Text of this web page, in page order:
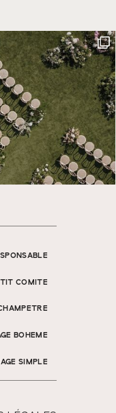
COMITE
BOHEME
SIMPLE